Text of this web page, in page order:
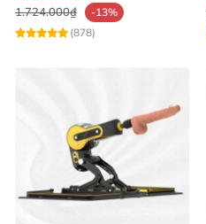
1.724.000₫
-13%
(878)